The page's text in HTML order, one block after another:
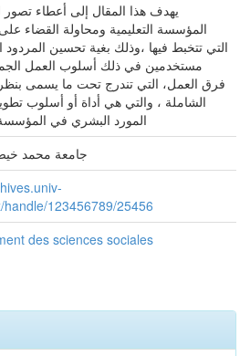
يهدف هذا المقال إلى أعطاء تصور
المؤسسة التعليمية ومحاولة القضاء
التي تتخبط فيها ،وذلك بغية تحسين
مستخدمين في ذلك أسلوب العمل
فرق العمل، التي تندرج تحت ما يسمى
الشاملة ، والتي هي أداة أو أسلوب
المورد البشري في المؤسسة
جامعة محمد
handle/123456789/25456
des sciences sociales